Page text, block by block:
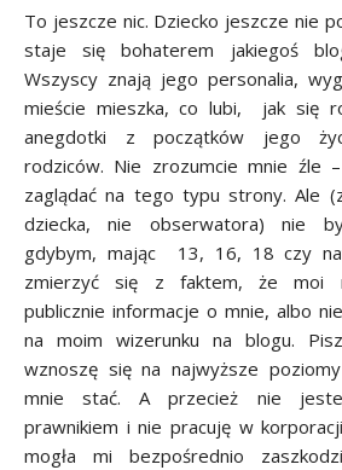
To jeszcze nic. Dziecko jeszcze nie
staje się bohaterem jakiegoś
Wszyscy znają jego personalia,
mieście mieszka, co lubi, jak się
anegdotki z początków jego
rodziców. Nie zrozumcie mnie źle
zaglądać na tego typu strony. Ale
dziecka, nie obserwatora) nie
gdybym, mając 13, 16, 18 czy
zmierzyć się z faktem, że moi
publicznie informacje o mnie, albo
na moim wizerunku na blogu.
wznoszę się na najwyższe
mnie stać. A przecież nie
prawnikiem i nie pracuję w
mogła mi bezpośrednio